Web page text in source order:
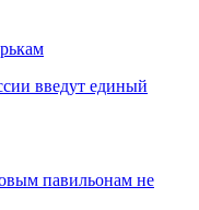
введут единый
павильонам не